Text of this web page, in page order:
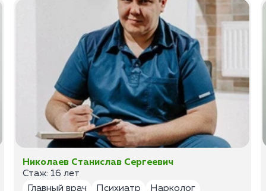
Николаев Станислав Сергеевич
Стаж: 16 лет
Главный врач
Психиатр Нарколог